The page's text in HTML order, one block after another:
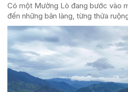
Có một Mường Lò đang bước vào
đến những bản làng, từng thửa